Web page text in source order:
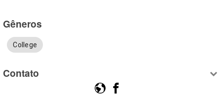
Gêneros
College
Contato